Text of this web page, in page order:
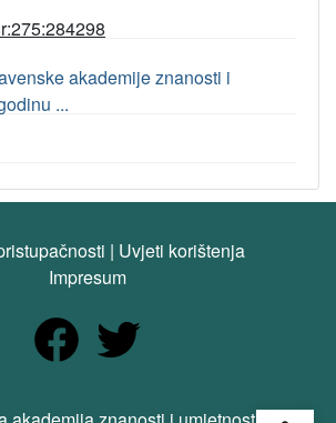
akademije znanosti i
...
| Uvjeti korištenja
Impresum